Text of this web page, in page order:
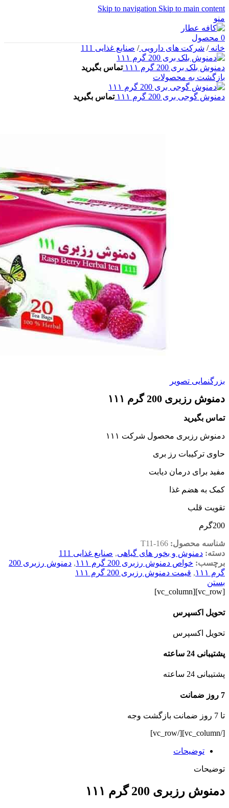
Skip to navigation Skip to main content
منو
0 محصول
خانه/ شرکت های دارویی/ صنایع غذایی 111
دمنوش بلک بری 200 گرم ۱۱۱
تماس بگیرید
بازگشت به محصولات
دمنوش گوجی بری 200 گرم ۱۱۱ تماس بگیرید
بزرگنمایی تصویر
دمنوش رزبری 200 گرم ۱۱۱
تماس بگیرید
دمنوش رزبری محصول شرکت ۱۱۱
حاوی ترکیبات رز بری
مفید برای درمان دیابت
کمک به هضم غذا
تقویت قلب
200گرم
شناسه محصول: T11-166
دسته: دمنوش و بخور های گیاهی, صنایع غذایی 111
برچسب: خواص دمنوش رزبری 200 گرم ۱۱۱ ,
دمنوش رزبری 200
گرم ۱۱۱
, قیمت دمنوش رزبری 200 گرم ۱۱۱
بستن
[vc_row][vc_column]
تحویل اکسپرس
تحویل اکسپرس
پشتیبانی 24 ساعته
پشتیبانی 24 ساعته
7 روز ضمانت
تا 7 روز ضمانت بازگشت وجه
[/vc_column][/vc_row]
توضیحات
توضیحات
دمنوش رزبری 200 گرم ۱۱۱